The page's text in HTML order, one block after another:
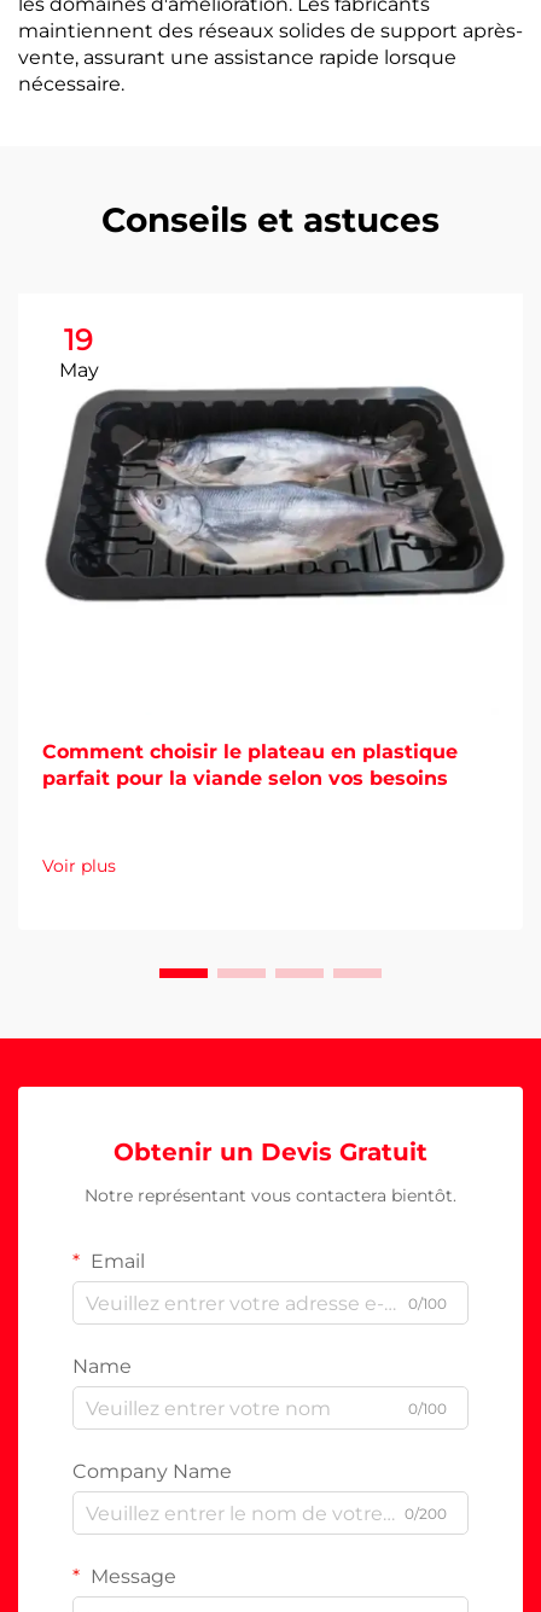
maintiennent des réseaux solides de support après-
vente, assurant une assistance rapide lorsque
nécessaire.
Conseils et astuces
19
May
Comment choisir le plateau en plastique
parfait pour la viande selon vos besoins
Voir plus
Obtenir un Devis Gratuit
Notre représentant vous contactera bientôt.
Email
0/100
Name
0/100
Company Name
0/200
Message